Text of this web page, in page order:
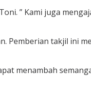
” Kami juga
Pemberian takjil ini
menambah